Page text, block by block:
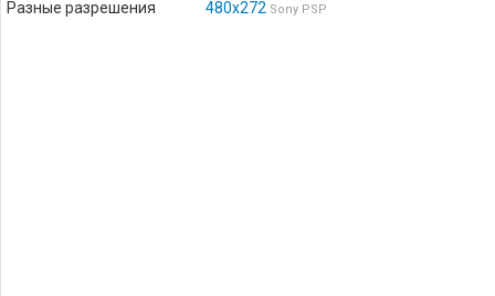
Разные разрешения 480x272 Sony PSP